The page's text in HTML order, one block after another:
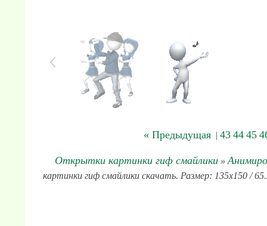
« Предыдущая| 43 44 45
Открытки картинки гиф смайлики»
картинки гиф смайлики скачать. Размер: 135x150 /